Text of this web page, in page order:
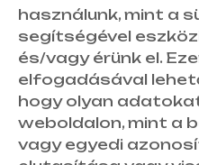
használunk, mint a
segítségével
és/vagy érünk el.
elfogadásával
hogy olyan
weboldalon, mint a
vagy egyedi
Általános
Foglalási- és
Gedeon